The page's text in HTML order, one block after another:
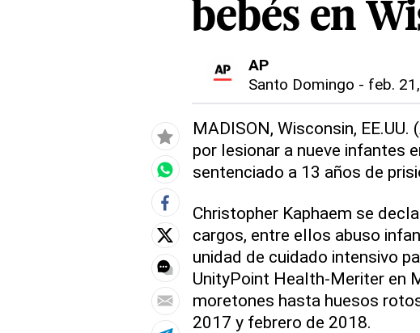
bebés en
AP
Santo Domingo - feb.
MADISON, Wisconsin,
por lesionar a nueve infantes
sentenciado a 13 años de
Christopher Kaphaem se
cargos, entre ellos abuso
unidad de cuidado intensivo
UnityPoint Health-Meriter en
moretones hasta huesos
2017 y febrero de 2018.